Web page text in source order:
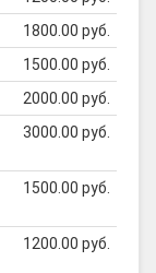
1800.00 руб.
1500.00 руб.
2000.00 руб.
3000.00 руб.
1500.00 руб.
1200.00 руб.